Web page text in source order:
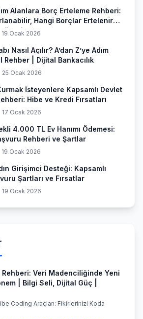
Alanlara Borç Erteleme Rehberi:
Hangi Borçlar Ertelenir
19 Ocak 2026
Nasıl Açılır? A’dan Z’ye Adım
Rehber | Dijital Bankacılık
25 Ocak 2026
İsteyenlere Kapsamlı Devlet
Hibe ve Kredi Fırsatları
17 Ocak 2026
4.000 TL Ev Hanımı Ödemesi:
Rehberi ve Şartlar
19 Ocak 2026
Girişimci Desteği: Kapsamlı
Şartları ve Fırsatlar
19 Ocak 2026
Veri Madenciliğinde Yeni
| Bilgi Seli, Dijital Güç |
Coding Araçları: Fikirlerinizi Koda